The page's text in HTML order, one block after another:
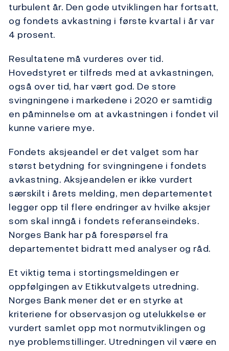
turbulent år. Den gode utviklingen har fortsatt,
og fondets avkastning i første kvartal i år var
4 prosent.
Resultatene må vurderes over tid.
Hovedstyret er tilfreds med at avkastningen,
også over tid, har vært god. De store
svingningene i markedene i 2020 er samtidig
en påminnelse om at avkastningen i fondet vil
kunne variere mye.
Fondets aksjeandel er det valget som har
størst betydning for svingningene i fondets
avkastning. Aksjeandelen er ikke vurdert
særskilt i årets melding, men departementet
legger opp til flere endringer av hvilke aksjer
som skal inngå i fondets referanseindeks.
Norges Bank har på forespørsel fra
departementet bidratt med analyser og råd.
Et viktig tema i stortingsmeldingen er
oppfølgingen av Etikkutvalgets utredning.
Norges Bank mener det er en styrke at
kriteriene for observasjon og utelukkelse er
vurdert samlet opp mot normutviklingen og
nye problemstillinger. Utredningen vil være en